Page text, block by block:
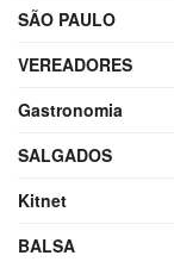
SÃO PAULO
VEREADORES
Gastronomia
SALGADOS
Kitnet
BALSA